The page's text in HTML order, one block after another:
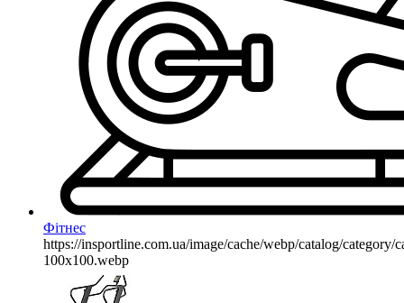
Фітнес
https://insportline.com.ua/image/cache/webp/catalog/category/
100x100.webp